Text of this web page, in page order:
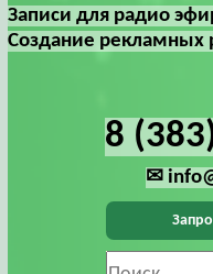
Записи для радио
Создание рекламных
8
✉